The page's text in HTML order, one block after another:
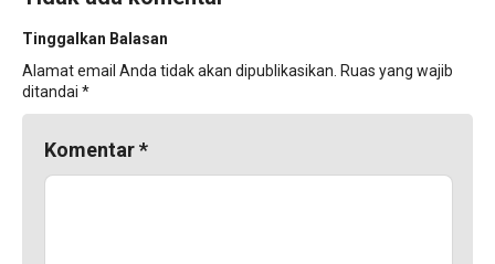
Tinggalkan Balasan
Alamat email Anda tidak akan dipublikasikan. Ruas yang wajib
ditandai *
Komentar*